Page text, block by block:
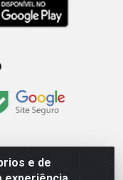
e de
Queiróz, 274